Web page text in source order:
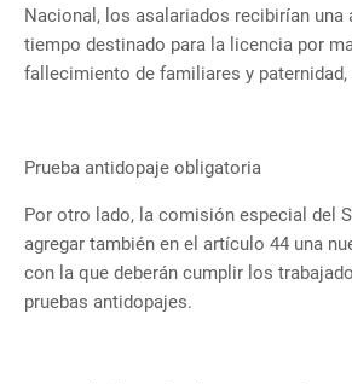
Nacional, los asalariados recibirían una
tiempo destinado para la licencia por
fallecimiento de familiares y
Prueba antidopaje obligatoria
Por otro lado, la comisión especial del
agregar también en el artículo 44 una
con la que deberán cumplir los
pruebas antidopajes.